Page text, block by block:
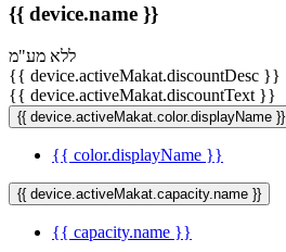
{{ device.name }}
ללא מע"מ
{{ device.activeMakat.discountDesc }}
{{ device.activeMakat.discountText }}
{{ device.activeMakat.color.displayName }}
{{ color.displayName }}
{{ device.activeMakat.capacity.name }}
{{ capacity.name }}